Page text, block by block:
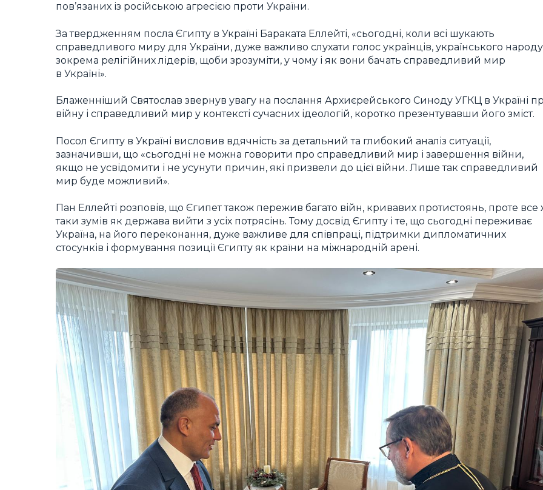
пов’язаних із російською агресією проти України.
За твердженням посла Єгипту в Україні Бараката Еллейті, «сьогодні, коли всі шукають
справедливого миру для України, дуже важливо слухати голос українців, українського
зокрема релігійних лідерів, щоби зрозуміти, у чому і як вони бачать справедливий мир
в Україні».
Блаженніший Святослав звернув увагу на послання Архиєрейського Синоду УГКЦ в Україні
війну і справедливий мир у контексті сучасних ідеологій, коротко презентувавши його зміст.
Посол Єгипту в Україні висловив вдячність за детальний та глибокий аналіз ситуації,
зазначивши, що «сьогодні не можна говорити про справедливий мир і завершення війни,
якщо не усвідомити і не усунути причин, які призвели до цієї війни. Лише так справедливий
мир буде можливий».
Пан Еллейті розповів, що Єгипет також пережив багато війн, кривавих протистоянь, проте все
таки зумів як держава вийти з усіх потрясінь. Тому досвід Єгипту і те, що сьогодні переживає
Україна, на його переконання, дуже важливе для співпраці, підтримки дипломатичних
стосунків і формування позиції Єгипту як країни на міжнародній арені.